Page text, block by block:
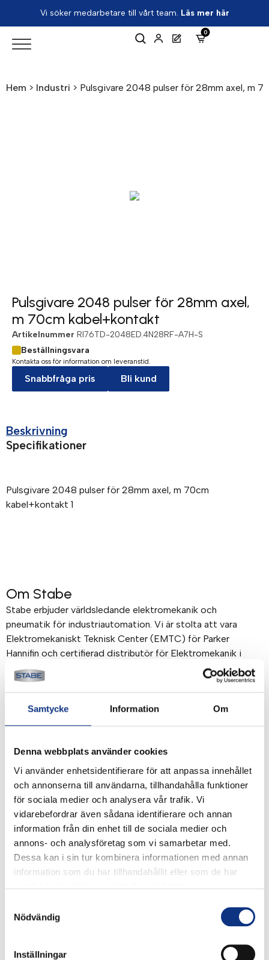
Samtycke Information Om
Denna webbplats använder cookies
Vi använder enhetsidentifierare för att anpassa innehållet
och annonserna till användarna, tillhandahålla funktioner
för sociala medier och analysera vår trafik. Vi
vidarebefordrar även sådana identifierare och annan
information från din enhet till de sociala medier och
annons- och analysföretag som vi samarbetar med.
Dessa kan i sin tur kombinera informationen med annan
information som du har tillhandahållit eller som de har
Nödvändig
Inställningar
Vi söker medarbetare till vårt team. Läs mer här
0
Hem > Industri > Pulsgivare 2048 pulser för 28mm axel, m
Pulsgivare 2048 pulser för 28mm axel,
m 70cm kabel+kontakt
Artikelnummer RI76TD-2048ED.4N28RF-A7H-S
Beställningsvara
Kontakta oss för information om leveranstid.
Snabbfråga pris Bli kund
Beskrivning
Specifikationer
Pulsgivare 2048 pulser för 28mm axel, m 70cm
kabel+kontakt 1
Om Stabe
Stabe erbjuder världsledande elektromekanik och
pneumatik för industriautomation. Vi är stolta att vara
Elektromekaniskt Teknisk Center (EMTC) för Parker
Hannifin och certifierad distributör för Elektromekanik i
Norden. Mer om Stabe
Betalning & frakt
Betalning mot faktura, 30 dagar. Fraktkostnad tillkommer.
Köpvillkor.